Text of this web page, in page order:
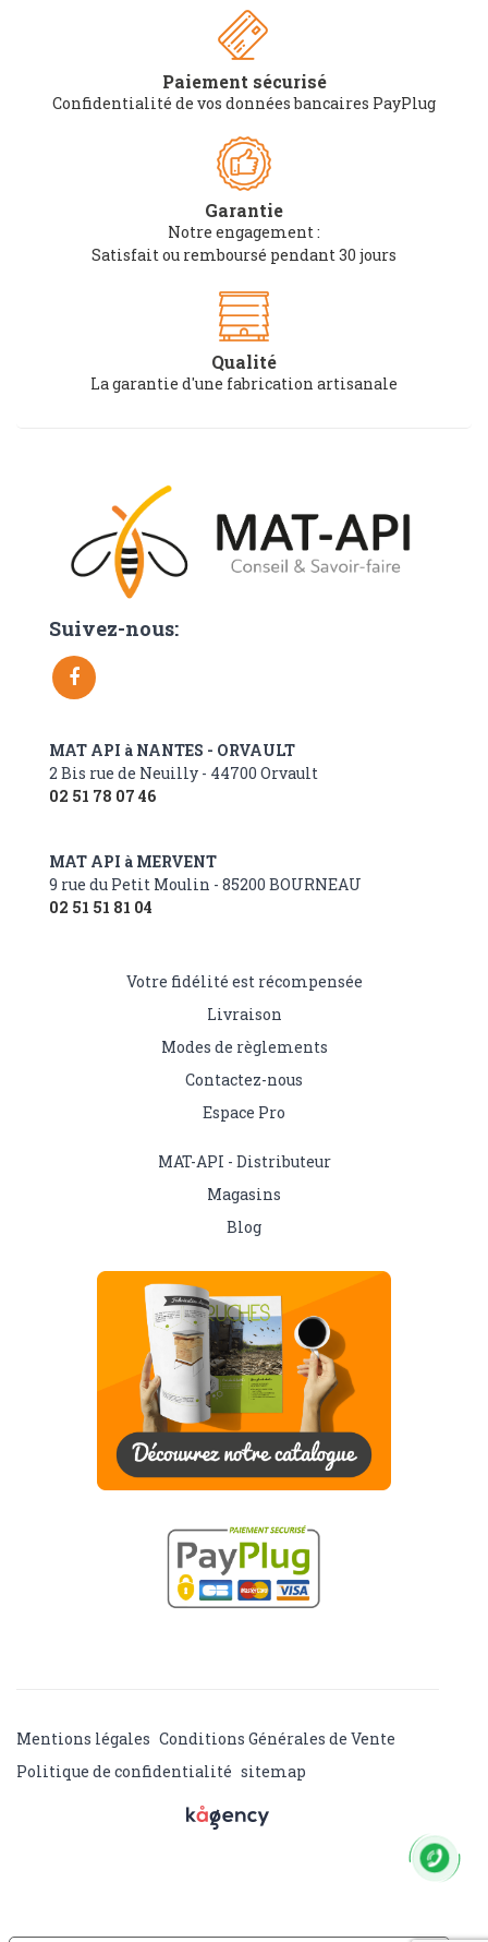
Paiement sécurisé
Confidentialité de vos données bancaires PayPlug
Garantie
Notre engagement :
Satisfait ou remboursé pendant 30 jours
Qualité
La garantie d'une fabrication artisanale
Suivez-nous:
MAT API à NANTES - ORVAULT
2 Bis rue de Neuilly - 44700 Orvault
02 51 78 07 46
MAT API à MERVENT
9 rue du Petit Moulin - 85200 BOURNEAU
02 51 51 81 04
Votre fidélité est récompensée
Livraison
Modes de règlements
Contactez-nous
Espace Pro
MAT-API - Distributeur
Magasins
Blog
Mentions légales Conditions Générales de Vente
Politique de confidentialité sitemap